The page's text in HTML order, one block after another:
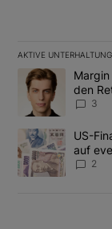
AKTIVE
Das Folgende
Ein Trendartikel
den
3
Ein Trendartikel
US-
auf
2